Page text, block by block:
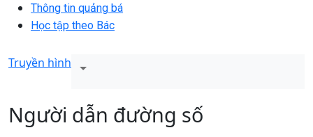
Thông tin quảng bá
Học tập theo Bác
Truyền hình
Người dẫn đường số